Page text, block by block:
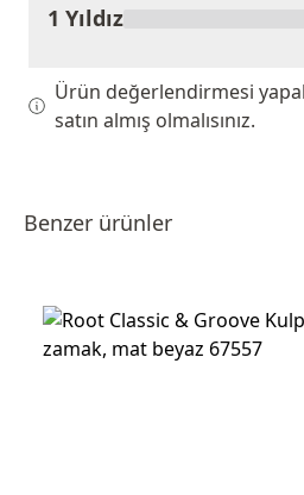
1 Yıldız
Ürün değerlendirmesi
satın almış olmalısınız.
Benzer ürünler